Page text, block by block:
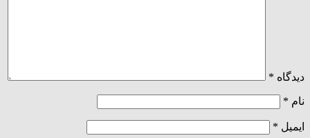
دیدگاه *
نام *
ایمیل *